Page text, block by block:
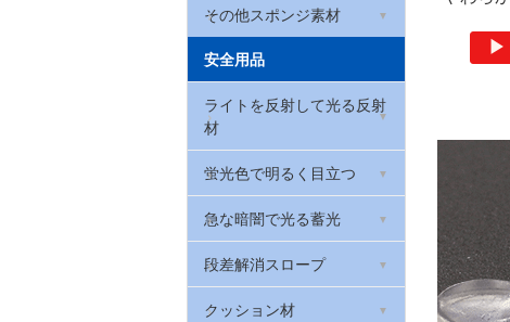
ゴム素材用接着剤
天然ゴムシート 厚さ
0.5mm
天然ゴムシート 厚さ1mm
天然ゴムシート 厚さ3mm
天然ゴムシート 厚さ5mm
天然ゴムシート 厚さ2mm
戸当たりゴム(Rohs対応)
当たりゴム・バンパーガー
ド
ウレタンフォーム
低反発ウレタンフォーム
ウレタンチップクッション
環境配慮型スポンジゴム
(RoHS2対応)
高耐久スポンジシート
PEスポンジシート
その他スポンジ素材
カラーシート
カラフルスポンジ
カラーポリエチレンシート
バックアップ材
安全用品
ライトを反射して光る反射
材
反射リフレクター
反射テープ
反射マグネットシート
衣類・布用反射フィルム
蛍光色で明るく目立つ
蛍光テープ
蛍光マグネットシート
急な暗闇で光る蓄光
蓄光避難誘導ステッカー
光る!階段滑り止め
段差解消スロープ
室内用段差解消スロープ
クッション材
▶